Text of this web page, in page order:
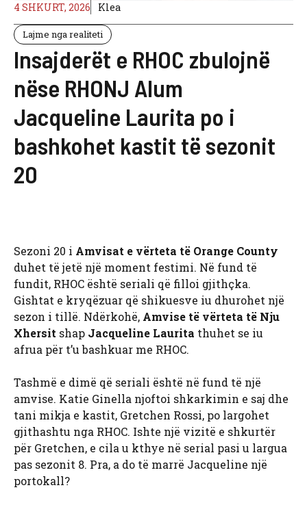
4 SHKURT, 2026 Klea
Lajme nga realiteti
Insajderët e RHOC zbulojnë
nëse RHONJ Alum
Jacqueline Laurita po i
bashkohet kastit të sezonit
20
Sezoni 20 i Amvisat e vërteta të Orange County
duhet të jetë një moment festimi. Në fund të
fundit, RHOC është seriali që filloi gjithçka.
Gishtat e kryqëzuar që shikuesve iu dhurohet një
sezon i tillë. Ndërkohë, Amvise të vërteta të Nju
Xhersit shap Jacqueline Laurita thuhet se iu
afrua për t’u bashkuar me RHOC.
Tashmë e dimë që seriali është në fund të një
amvise. Katie Ginella njoftoi shkarkimin e saj dhe
tani mikja e kastit, Gretchen Rossi, po largohet
gjithashtu nga RHOC. Ishte një vizitë e shkurtër
për Gretchen, e cila u kthye në serial pasi u largua
pas sezonit 8. Pra, a do të marrë Jacqueline një
portokall?